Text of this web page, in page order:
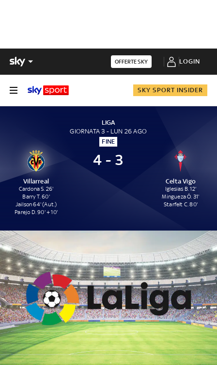
OFFERTE SKY LOGIN
SKY SPORT INSIDER
LIGA
GIORNATA 3 - LUN 26 AGO
FINE
Villarreal
Cardona S. 26'
Barry T. 60'
Jailson 64' (Aut.)
Parejo D. 90' + 10'
4 - 3
Celta Vigo
Iglesias B. 12'
Mingueza Ó. 31'
Starfelt C. 80'
4 - 3